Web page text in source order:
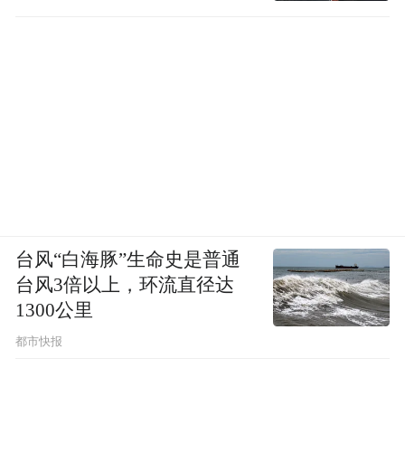
台风“白海豚”生命史是普通
台风3倍以上，环流直径达
1300公里
都市快报